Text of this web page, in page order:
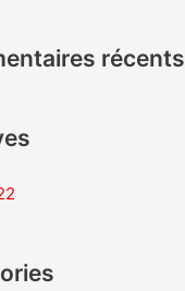
récents